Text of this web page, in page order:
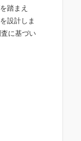
踏まえ
設計しま
に基づい